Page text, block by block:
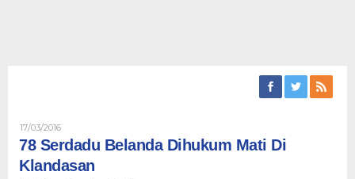
17/03/2016Oleh
Halo
Ces
78 Serdadu Belanda Dihukum Mati Di
Klandasan